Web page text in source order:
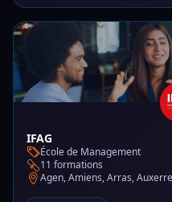
IFAG
École de Management
11 formations